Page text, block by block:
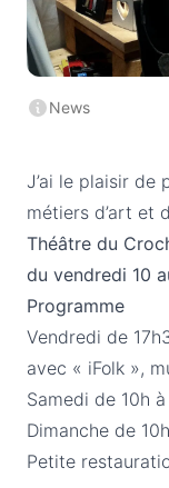
News
J’ai le plaisir de
métiers d’art et
Théâtre du
du vendredi 10
Programme
Vendredi de
avec « iFolk »,
Samedi de 10h à
Dimanche de
Petite